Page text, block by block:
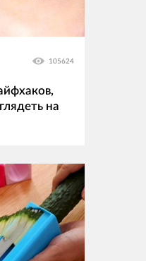
105624
на